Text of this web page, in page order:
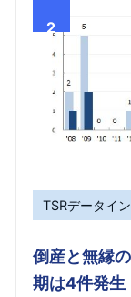
2
TSRデータイ
倒産と無縁
期は4件発